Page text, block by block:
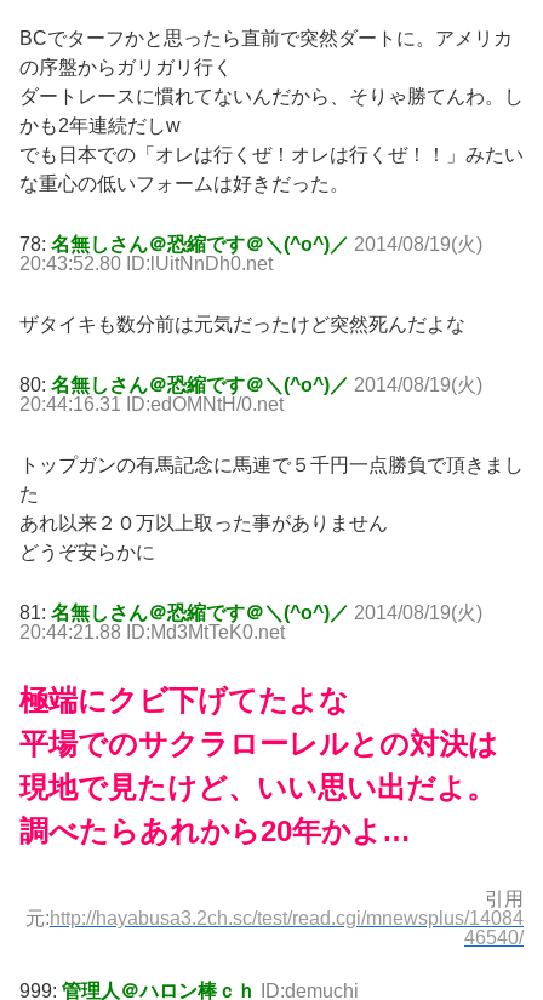
BCでターフかと思ったら直前で突然ダートに。アメリカ
の序盤からガリガリ行く
ダートレースに慣れてないんだから、そりゃ勝てんわ。し
かも2年連続だしw
でも日本での「オレは行くぜ！オレは行くぜ！！」みたい
な重心の低いフォームは好きだった。
78: 名無しさん＠恐縮です＠＼(^o^)／ 2014/08/19(火)
20:43:52.80 ID:lUitNnDh0.net
ザタイキも数分前は元気だったけど突然死んだよな
80: 名無しさん＠恐縮です＠＼(^o^)／ 2014/08/19(火)
20:44:16.31 ID:edOMNtH/0.net
トップガンの有馬記念に馬連で５千円一点勝負で頂きまし
た
あれ以来２０万以上取った事がありません
どうぞ安らかに
81: 名無しさん＠恐縮です＠＼(^o^)／ 2014/08/19(火)
20:44:21.88 ID:Md3MtTeK0.net
極端にクビ下げてたよな
平場でのサクラローレルとの対決は
現地で見たけど、いい思い出だよ。
調べたらあれから20年かよ…
引用
元:http://hayabusa3.2ch.sc/test/read.cgi/mnewsplus/14084
46540/
999: 管理人 ＠ハロン棒ｃｈ ID:demuchi